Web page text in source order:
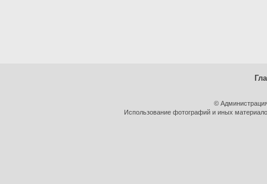
©
Использование фотографий и иных